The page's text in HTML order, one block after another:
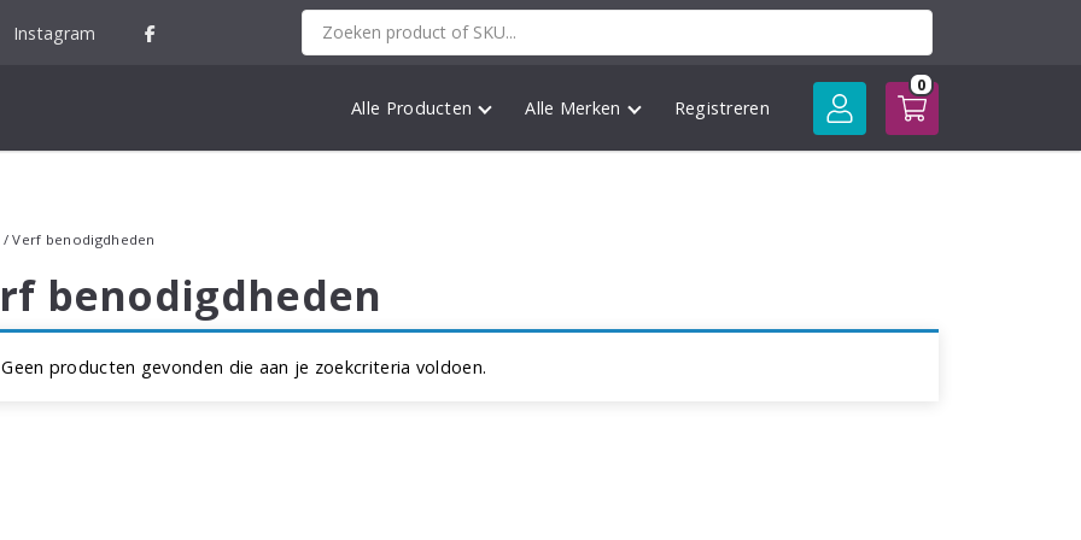
Instagram
Alle Producten Alle Merken Registreren
0
/ Verf benodigdheden
benodigdheden
Geen producten gevonden die aan je zoekcriteria voldoen.